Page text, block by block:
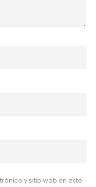
y sitio web en este